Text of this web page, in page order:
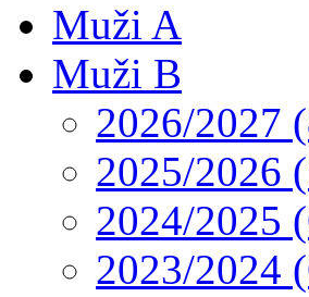
Muži A
Muži B
2026/2027
2025/2026
2024/2025
2023/2024